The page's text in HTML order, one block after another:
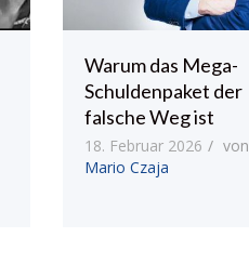
Warum das Mega-
Schuldenpaket der
falsche Weg ist
18. Februar 2026
von
Mario Czaja